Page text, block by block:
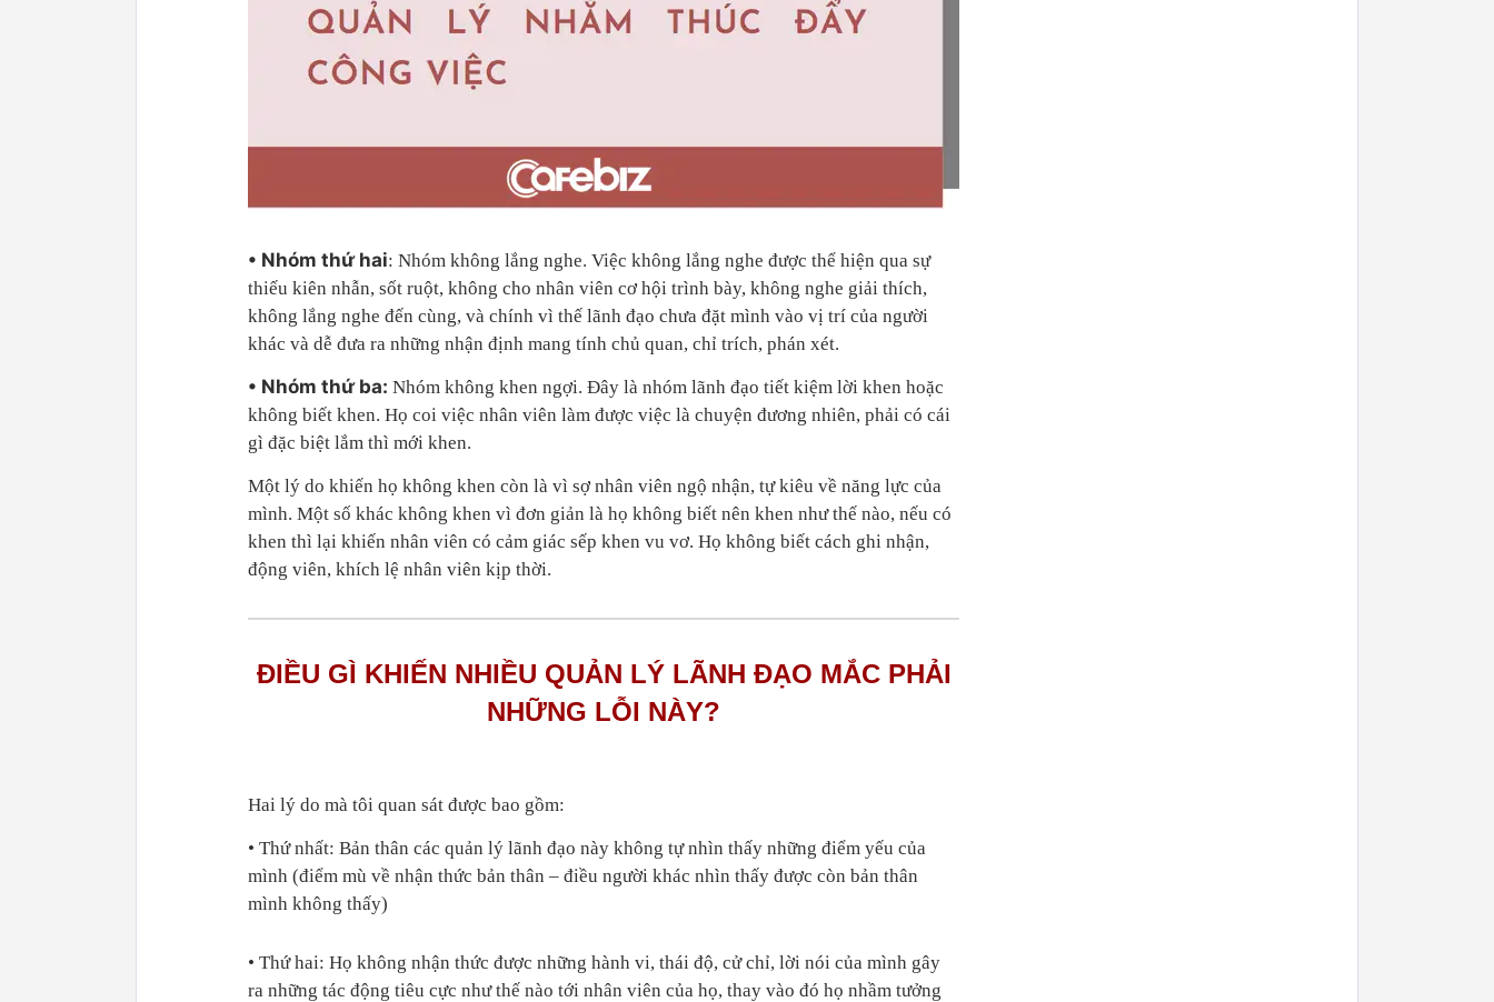
• Nhóm thứ hai: Nhóm không lắng nghe. Việc không lắng nghe được thể hiện qua sự
thiếu kiên nhẫn, sốt ruột, không cho nhân viên cơ hội trình bày, không nghe giải thích,
không lắng nghe đến cùng, và chính vì thế lãnh đạo chưa đặt mình vào vị trí của người
khác và dễ đưa ra những nhận định mang tính chủ quan, chỉ trích, phán xét.
• Nhóm thứ ba: Nhóm không khen ngợi. Đây là nhóm lãnh đạo tiết kiệm lời khen hoặc
không biết khen. Họ coi việc nhân viên làm được việc là chuyện đương nhiên, phải có cái
gì đặc biệt lắm thì mới khen.
Một lý do khiến họ không khen còn là vì sợ nhân viên ngộ nhận, tự kiêu về năng lực của
mình. Một số khác không khen vì đơn giản là họ không biết nên khen như thế nào, nếu có
khen thì lại khiến nhân viên có cảm giác sếp khen vu vơ. Họ không biết cách ghi nhận,
động viên, khích lệ nhân viên kịp thời.
ĐIỀU GÌ KHIẾN NHIỀU QUẢN LÝ LÃNH ĐẠO MẮC PHẢI
NHỮNG LỖI NÀY?
Hai lý do mà tôi quan sát được bao gồm:
• Thứ nhất: Bản thân các quản lý lãnh đạo này không tự nhìn thấy những điểm yếu của
mình (điểm mù về nhận thức bản thân – điều người khác nhìn thấy được còn bản thân
mình không thấy)
• Thứ hai: Họ không nhận thức được những hành vi, thái độ, cử chỉ, lời nói của mình gây
ra những tác động tiêu cực như thế nào tới nhân viên của họ, thay vào đó họ nhầm tưởng